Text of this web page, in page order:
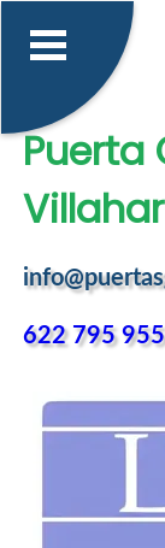
Puerta
622 795 955